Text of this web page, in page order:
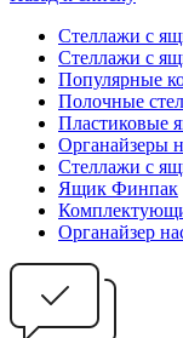
Стеллажи с
Стеллажи с
Популярные
Полочные
Пластиковые
Органайзеры
Стеллажи с
Ящик Финпак
Органайзер